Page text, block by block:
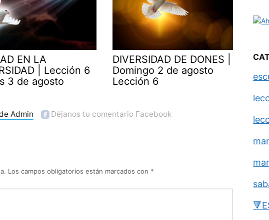
EN LA
| Lección 6
3 de agosto
DIVERSIDAD DE DONES |
Domingo 2 de agosto
Lección 6
Admin Déjanos tu comentario Facebook
Los campos obligatorios están marcados con *